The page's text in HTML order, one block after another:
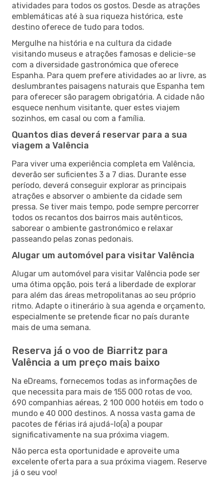
atividades para todos os gostos. Desde as atrações
emblemáticas até à sua riqueza histórica, este
destino oferece de tudo para todos.
Mergulhe na história e na cultura da cidade
visitando museus e atrações famosas e delicie-se
com a diversidade gastronómica que oferece
Espanha. Para quem prefere atividades ao ar livre, as
deslumbrantes paisagens naturais que Espanha tem
para oferecer são paragem obrigatória. A cidade não
esquece nenhum visitante, quer estes viajem
sozinhos, em casal ou com a família.
Quantos dias deverá reservar para a sua
viagem a Valência
Para viver uma experiência completa em Valência,
deverão ser suficientes 3 a 7 dias. Durante esse
período, deverá conseguir explorar as principais
atrações e absorver o ambiente da cidade sem
pressa. Se tiver mais tempo, pode sempre percorrer
todos os recantos dos bairros mais autênticos,
saborear o ambiente gastronómico e relaxar
passeando pelas zonas pedonais.
Alugar um automóvel para visitar Valência
Alugar um automóvel para visitar Valência pode ser
uma ótima opção, pois terá a liberdade de explorar
para além das áreas metropolitanas ao seu próprio
ritmo. Adapte o itinerário à sua agenda e orçamento,
especialmente se pretende ficar no país durante
mais de uma semana.
Reserva já o voo de Biarritz para
Valência a um preço mais baixo
Na eDreams, fornecemos todas as informações de
que necessita para mais de 155 000 rotas de voo,
690 companhias aéreas, 2 100 000 hotéis em todo o
mundo e 40 000 destinos. A nossa vasta gama de
pacotes de férias irá ajudá-lo(a) a poupar
significativamente na sua próxima viagem.
Não perca esta oportunidade e aproveite uma
excelente oferta para a sua próxima viagem. Reserve
já o seu voo!